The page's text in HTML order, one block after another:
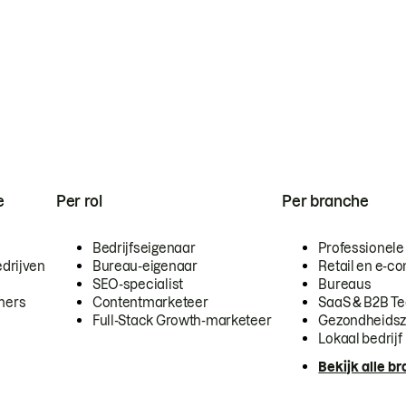
Per rol
Bedrijfseigenaar
Bureau-eigenaar
SEO-specialist
Contentmarketeer
Full-Stack Growth-marketeer
Per branche
Retail en e-
Bureaus
SaaS & B2B
Lokaal bedrijf
Bekijk alle